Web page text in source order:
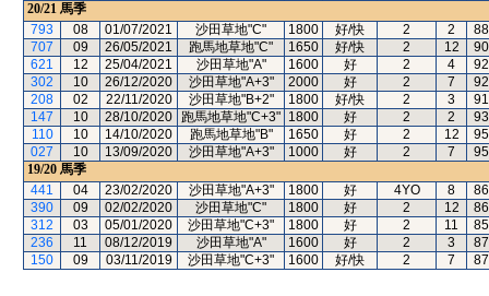
20/21 馬季
793
08 01/07/2021 沙田草地"C" 1800 好/快 2 2
88
707
09 26/05/2021 跑馬地草地"C" 1650 好/快 2 12
90
621
12 25/04/2021 沙田草地"A" 1600 好 2 4
92
302
10 26/12/2020 沙田草地"A+3" 2000 好 2 7
92
208
02 22/11/2020 沙田草地"B+2" 1800 好/快 2 3
91
147
10 28/10/2020 跑馬地草地"C+3" 1800 好 2 2
93
110
10 14/10/2020 跑馬地草地"B" 1650 好 2 12
95
027
10 13/09/2020 沙田草地"A+3" 1000 好 2 7
95
19/20 馬季
441
04 23/02/2020 沙田草地"A+3" 1800 好 4YO 8
86
390
09 02/02/2020 沙田草地"C" 1800 好 2 12
86
312
03 05/01/2020 沙田草地"C+3" 1800 好 2 11
85
236
11 08/12/2019 沙田草地"A" 1600 好 2 3
87
150
09 03/11/2019 沙田草地"C+3" 1600 好/快 2 7 87